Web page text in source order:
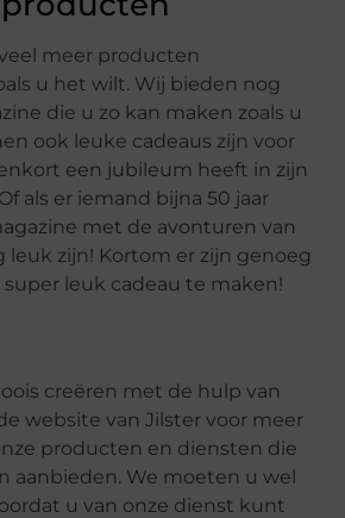
meer producten
u het wilt. Wij bieden nog
die u zo kan maken zoals u
ook leuke cadeaus zijn voor
een jubileum heeft in zijn
als er iemand bijna 50 jaar
met de avonturen van
leuk zijn! Kortom er zijn genoeg
leuk cadeau te maken!
creëren met de hulp van
website van Jilster voor meer
producten en diensten die
aanbieden. We moeten u wel
u van onze dienst kunt